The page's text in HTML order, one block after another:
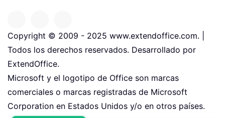
Copyright © 2009 - 2025 www.extendoffice.com. |
Todos los derechos reservados. Desarrollado por
ExtendOffice.
Microsoft y el logotipo de Office son marcas
comerciales o marcas registradas de Microsoft
Corporation en Estados Unidos y/o en otros países.